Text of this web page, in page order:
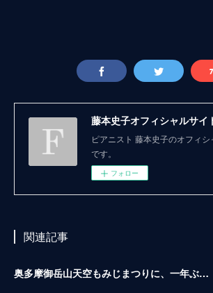
藤本史子オフィシャルサイ
ピアニスト 藤本史子のオフィシ
です。
フォロー
関連記事
奥多摩御岳山天空もみじまつりに、一年ぶりに〜お邪魔しましたぁ🤗